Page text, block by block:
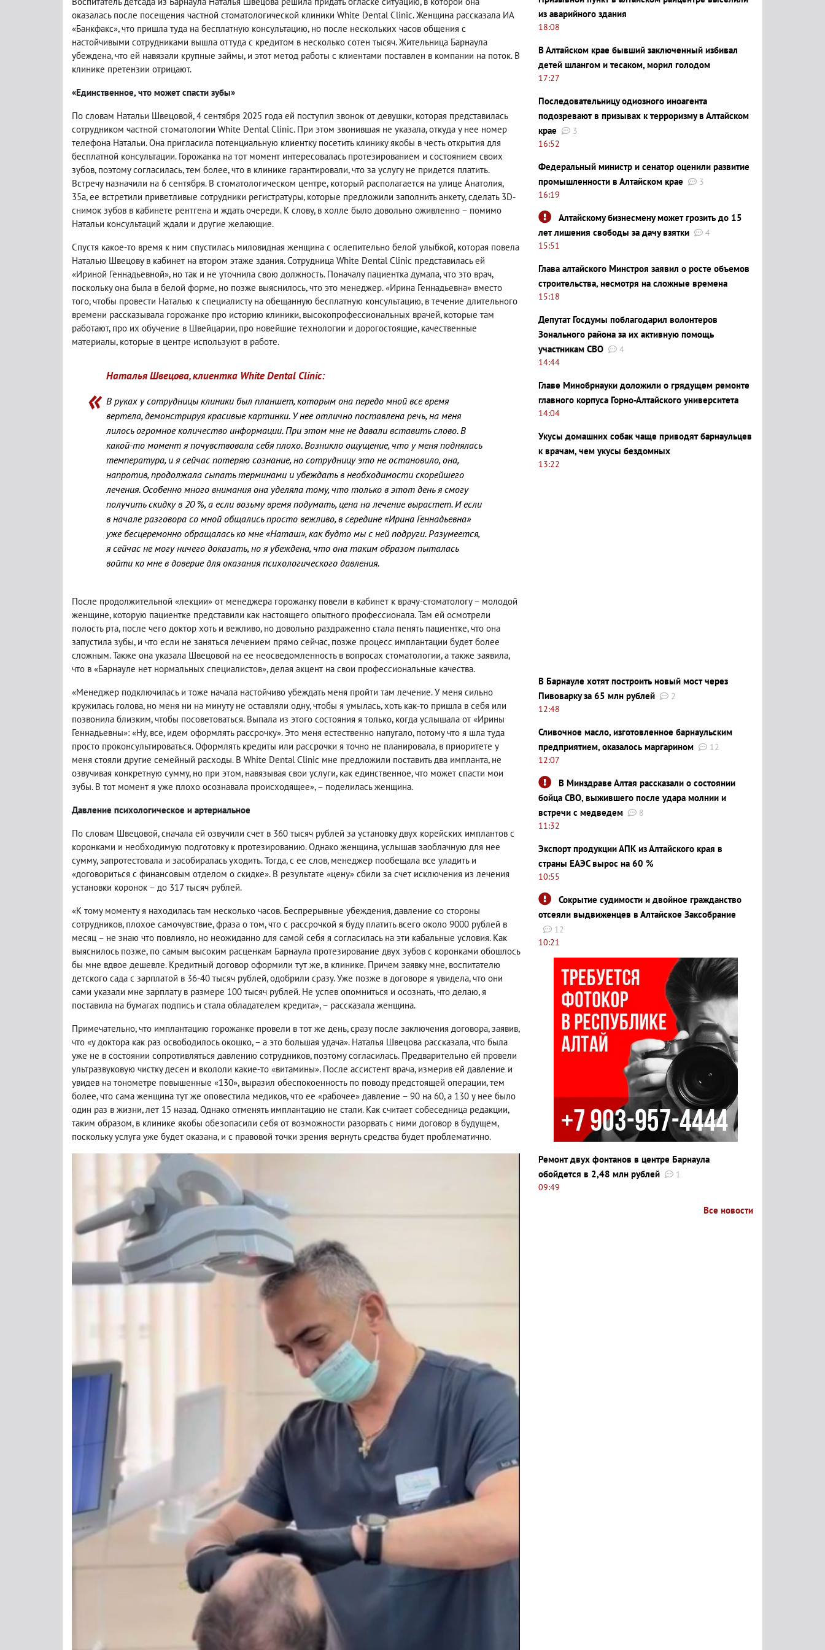
оказалась после посещения частной стоматологической клиники White Dental Clinic. Женщина рассказала ИА
«Банкфакс», что пришла туда на бесплатную консультацию, но после нескольких часов общения с
настойчивыми сотрудниками вышла оттуда с кредитом в несколько сотен тысяч. Жительница Барнаула
убеждена, что ей навязали крупные займы, и этот метод работы с клиентами поставлен в компании на поток. В
клинике претензии отрицают.
«Единственное, что может спасти зубы»
По словам Натальи Швецовой, 4 сентября 2025 года ей поступил звонок от девушки, которая представилась
сотрудником частной стоматологии White Dental Clinic. При этом звонившая не указала, откуда у нее номер
телефона Натальи. Она пригласила потенциальную клиентку посетить клинику якобы в честь открытия для
бесплатной консультации. Горожанка на тот момент интересовалась протезированием и состоянием своих
зубов, поэтому согласилась, тем более, что в клинике гарантировали, что за услугу не придется платить.
Встречу назначили на 6 сентября. В стоматологическом центре, который располагается на улице Анатолия,
35а, ее встретили приветливые сотрудники регистратуры, которые предложили заполнить анкету, сделать 3D-
снимок зубов в кабинете рентгена и ждать очереди. К слову, в холле было довольно оживленно – помимо
Натальи консультаций ждали и другие желающие.
Спустя какое-то время к ним спустилась миловидная женщина с ослепительно белой улыбкой, которая повела
Наталью Швецову в кабинет на втором этаже здания. Сотрудница White Dental Clinic представилась ей
«Ириной Геннадьевной», но так и не уточнила свою должность. Поначалу пациентка думала, что это врач,
поскольку она была в белой форме, но позже выяснилось, что это менеджер. «Ирина Геннадьевна» вместо
того, чтобы провести Наталью к специалисту на обещанную бесплатную консультацию, в течение длительного
времени рассказывала горожанке про историю клиники, высокопрофессиональных врачей, которые там
работают, про их обучение в Швейцарии, про новейшие технологии и дорогостоящие, качественные
материалы, которые в центре используют в работе.
Наталья Швецова, клиентка White Dental Clinic:
В руках у сотрудницы клиники был планшет, которым она передо мной все время
вертела, демонстрируя красивые картинки. У нее отлично поставлена речь, на меня
лилось огромное количество информации. При этом мне не давали вставить слово. В
какой-то момент я почувствовала себя плохо. Возникло ощущение, что у меня поднялась
температура, и я сейчас потеряю сознание, но сотрудницу это не остановило, она,
напротив, продолжала сыпать терминами и убеждать в необходимости скорейшего
лечения. Особенно много внимания она уделяла тому, что только в этот день я смогу
получить скидку в 20 %, а если возьму время подумать, цена на лечение вырастет. И если
в начале разговора со мной общались просто вежливо, в середине «Ирина Геннадьевна»
уже бесцеремонно обращалась ко мне «Наташ», как будто мы с ней подруги. Разумеется,
я сейчас не могу ничего доказать, но я убеждена, что она таким образом пыталась
войти ко мне в доверие для оказания психологического давления.
После продолжительной «лекции» от менеджера горожанку повели в кабинет к врачу-стоматологу – молодой
женщине, которую пациентке представили как настоящего опытного профессионала. Там ей осмотрели
полость рта, после чего доктор хоть и вежливо, но довольно раздраженно стала пенять пациентке, что она
запустила зубы, и что если не заняться лечением прямо сейчас, позже процесс имплантации будет более
сложным. Также она указала Швецовой на ее неосведомленность в вопросах стоматологии, а также заявила,
что в «Барнауле нет нормальных специалистов», делая акцент на свои профессиональные качества.
«Менеджер подключилась и тоже начала настойчиво убеждать меня пройти там лечение. У меня сильно
кружилась голова, но меня ни на минуту не оставляли одну, чтобы я умылась, хоть как-то пришла в себя или
позвонила близким, чтобы посоветоваться. Выпала из этого состояния я только, когда услышала от «Ирины
Геннадьевны»: «Ну, все, идем оформлять рассрочку». Это меня естественно напугало, потому что я шла туда
просто проконсультироваться. Оформлять кредиты или рассрочки я точно не планировала, в приоритете у
меня стояли другие семейный расходы. В White Dental Clinic мне предложили поставить два импланта, не
озвучивая конкретную сумму, но при этом, навязывая свои услуги, как единственное, что может спасти мои
зубы. В тот момент я уже плохо осознавала происходящее», – поделилась женщина.
Давление психологическое и артериальное
По словам Швецовой, сначала ей озвучили счет в 360 тысяч рублей за установку двух корейских имплантов с
коронками и необходимую подготовку к протезированию. Однако женщина, услышав заоблачную для нее
сумму, запротестовала и засобиралась уходить. Тогда, с ее слов, менеджер пообещала все уладить и
«договориться с финансовым отделом о скидке». В результате «цену» сбили за счет исключения из лечения
установки коронок – до 317 тысяч рублей.
«К тому моменту я находилась там несколько часов. Беспрерывные убеждения, давление со стороны
сотрудников, плохое самочувствие, фраза о том, что с рассрочкой я буду платить всего около 9000 рублей в
месяц – не знаю что повлияло, но неожиданно для самой себя я согласилась на эти кабальные условия. Как
выяснилось позже, по самым высоким расценкам Барнаула протезирование двух зубов с коронками обошлось
бы мне вдвое дешевле. Кредитный договор оформили тут же, в клинике. Причем заявку мне, воспитателю
детского сада с зарплатой в 36-40 тысяч рублей, одобрили сразу. Уже позже в договоре я увидела, что они
сами указали мне зарплату в размере 100 тысяч рублей. Не успев опомниться и осознать, что делаю, я
поставила на бумагах подпись и стала обладателем кредита», – рассказала женщина.
Примечательно, что имплантацию горожанке провели в тот же день, сразу после заключения договора, заявив,
что «у доктора как раз освободилось окошко, – а это большая удача». Наталья Швецова рассказала, что была
уже не в состоянии сопротивляться давлению сотрудников, поэтому согласилась. Предварительно ей провели
ультразвуковую чистку десен и вкололи какие-то «витамины». После ассистент врача, измерив ей давление и
увидев на тонометре повышенные «130», выразил обеспокоенность по поводу предстоящей операции, тем
более, что сама женщина тут же оповестила медиков, что ее «рабочее» давление – 90 на 60, а 130 у нее было
один раз в жизни, лет 15 назад. Однако отменять имплантацию не стали. Как считает собеседница редакции,
таким образом, в клинике якобы обезопасили себя от возможности разорвать с ними договор в будущем,
поскольку услуга уже будет оказана, и с правовой точки зрения вернуть средства будет проблематично.
из аварийного здания
18:08
В Алтайском крае бывший заключенный избивал
детей шлангом и тесаком, морил голодом
17:27
Последовательницу одиозного иноагента
подозревают в призывах к терроризму в Алтайском
крае
3
16:52
Федеральный министр и сенатор оценили развитие
промышленности в Алтайском крае
3
16:19
Алтайскому бизнесмену может грозить до 15
лет лишения свободы за дачу взятки
4
15:51
Глава алтайского Минстроя заявил о росте объемов
строительства, несмотря на сложные времена
15:18
Депутат Госдумы поблагодарил волонтеров
Зонального района за их активную помощь
участникам СВО
4
14:44
Главе Минобрнауки доложили о грядущем ремонте
главного корпуса Горно-Алтайского университета
14:04
Укусы домашних собак чаще приводят барнаульцев
к врачам, чем укусы бездомных
13:22
В Барнауле хотят построить новый мост через
Пивоварку за 65 млн рублей
2
12:48
Сливочное масло, изготовленное барнаульским
предприятием, оказалось маргарином
12
12:07
В Минздраве Алтая рассказали о состоянии
бойца СВО, выжившего после удара молнии и
встречи с медведем
8
11:32
Экспорт продукции АПК из Алтайского края в
страны ЕАЭС вырос на 60 %
10:55
Сокрытие судимости и двойное гражданство
отсеяли выдвиженцев в Алтайское Заксобрание
12
10:21
Ремонт двух фонтанов в центре Барнаула
обойдется в 2,48 млн рублей
1
09:49
Все новости